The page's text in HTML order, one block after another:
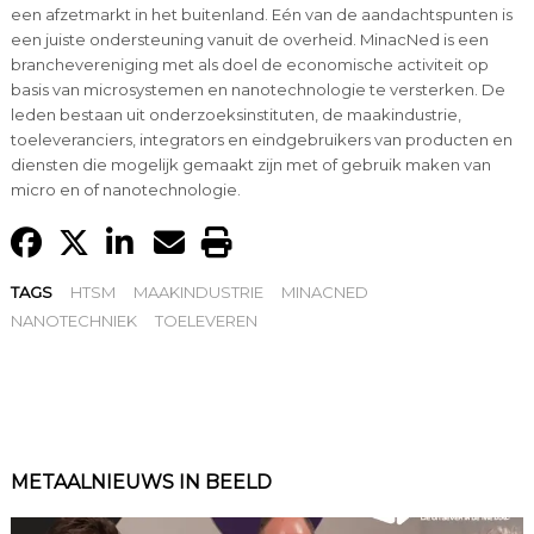
een afzetmarkt in het buitenland. Eén van de aandachtspunten is
een juiste ondersteuning vanuit de overheid. MinacNed is een
branchevereniging met als doel de economische activiteit op
basis van microsystemen en nanotechnologie te versterken. De
leden bestaan uit onderzoeksinstituten, de maakindustrie,
toeleveranciers, integrators en eindgebruikers van producten en
diensten die mogelijk gemaakt zijn met of gebruik maken van
micro en of nanotechnologie.
TAGS HTSM MAAKINDUSTRIE
MINACNED
NANOTECHNIEK
TOELEVEREN
METAALNIEUWS IN BEELD